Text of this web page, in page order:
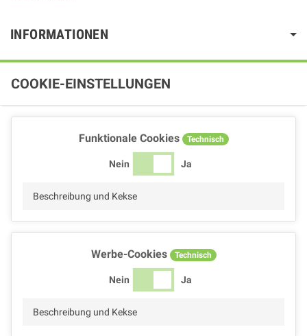
INFORMATIONEN
COOKIE-EINSTELLUNGEN
Funktionale Cookies Technisch
Nein Ja
Beschreibung und Kekse
Werbe-Cookies Technisch
Nein Ja
Beschreibung und Kekse